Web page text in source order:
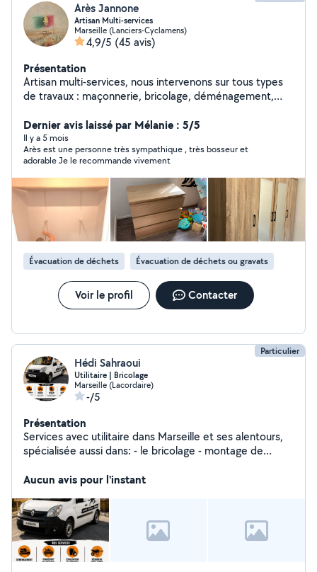
Arès Jannone
Artisan Multi-services
Marseille (Lanciers-Cyclamens)
4,9/5 (45 avis)
Présentation
Artisan multi-services, nous intervenons sur tous types
de travaux : maçonnerie, bricolage, déménagement,
de piscines sur mesure, etc. Je suis Arès et je travaille
avec mon père, maître artisan professionnel en
maçonnerie depuis plus de 30 ans. Du plus simple au
plus complexe, nous répondons à tout type de
demande avec sérieux et exigence. Réactifs et
polyvalents, nous nous adaptons à chaque situation et
nous nous engageons à assurer un suivi après
intervention si nécessaire. N'hésitez pas à nous
contacter pour toute demande. Travail soigné et fiable.
Dernier avis laissé par Mélanie : 5/5
Il y a 5 mois
Arès est une personne très sympathique , très bosseur et
adorable Je le recommande vivement
Évacuation de déchets Évacuation de déchets ou gravats
Voir le profil Contacter
Particulier
Hédi Sahraoui
Utilitaire | Bricolage
Marseille (Lacordaire)
-/5
Présentation
Services avec utilitaire dans Marseille et ses alentours,
spécialisée aussi dans: - le bricolage - montage de
services N'hésitez plus et contactez kangourou pour un
Aucun avis pour l'instant